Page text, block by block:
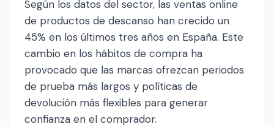
Según los datos del sector, las ventas online
de productos de descanso han crecido un
45% en los últimos tres años en España. Este
cambio en los hábitos de compra ha
provocado que las marcas ofrezcan periodos
de prueba más largos y políticas de
devolución más flexibles para generar
confianza en el comprador.